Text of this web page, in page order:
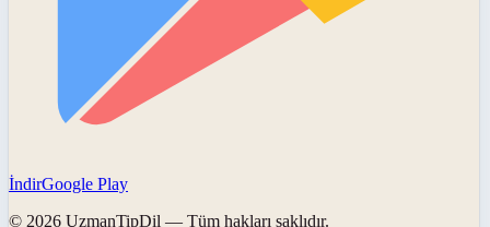
İndirGoogle Play
© 2026 UzmanTipDil — Tüm hakları saklıdır.